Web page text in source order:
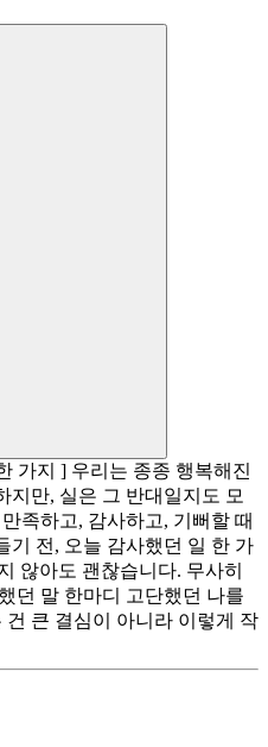
가지 ] 우리는 종종 행복해진
지만, 실은 그 반대일지도 모
족하고, 감사하고, 기뻐할 때
기 전, 오늘 감사했던 일 한 가
않아도 괜찮습니다. 무사히
던 말 한마디 고단했던 나를
큰 결심이 아니라 이렇게 작